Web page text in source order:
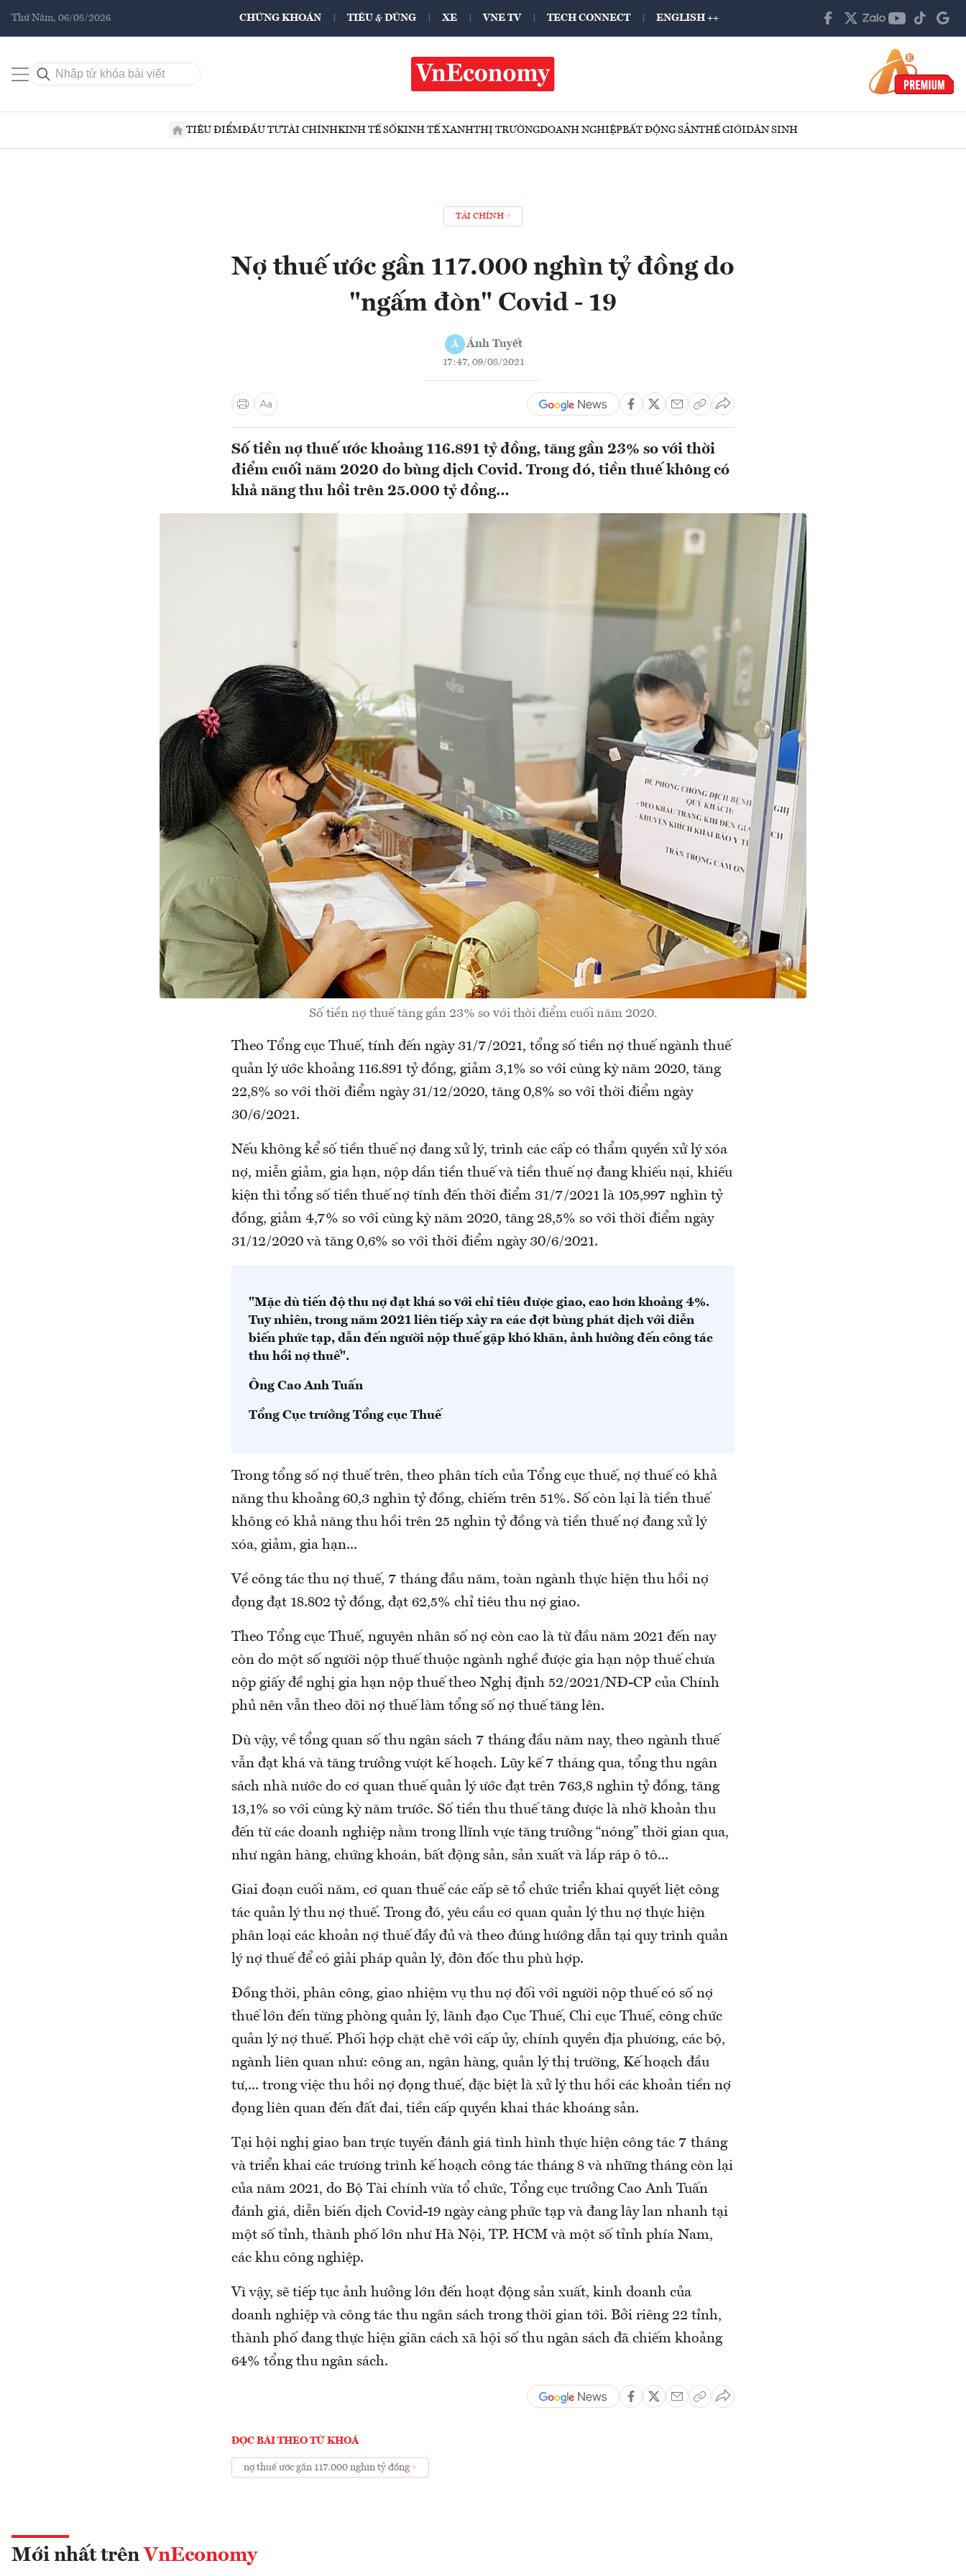
Thứ Năm, 06/08/2026 CHỨNG KHOÁN TIÊU & DÙNG XE VNE TV TECH CONNECT ENGLISH ++
TIÊU ĐIỂMĐẦU TƯTÀI CHÍNHKINH TẾ SỐKINH TẾ XANHTHỊ TRƯỜNGDOANH NGHIỆPBẤT ĐỘNG SẢNTHẾ GIỚIDÂN SINH
TÀI CHÍNH
Nợ thuế ước gần 117.000 nghìn tỷ đồng do
"ngấm đòn" Covid - 19
Á Ánh Tuyết
17:47, 09/08/2021
Số tiền nợ thuế ước khoảng 116.891 tỷ đồng, tăng gần 23% so với thời
điểm cuối năm 2020 do bùng dịch Covid. Trong đó, tiền thuế không có
khả năng thu hồi trên 25.000 tỷ đồng…
Số tiền nợ thuế tăng gần 23% so với thời điểm cuối năm 2020.
Theo Tổng cục Thuế, tính đến ngày 31/7/2021, tổng số tiền nợ thuế ngành thuế
quản lý ước khoảng 116.891 tỷ đồng, giảm 3,1% so với cùng kỳ năm 2020, tăng
22,8% so với thời điểm ngày 31/12/2020, tăng 0,8% so với thời điểm ngày
30/6/2021.
Nếu không kể số tiền thuế nợ đang xử lý, trình các cấp có thẩm quyền xử lý xóa
nợ, miễn giảm, gia hạn, nộp dần tiền thuế và tiền thuế nợ đang khiếu nại, khiếu
kiện thì tổng số tiền thuế nợ tính đến thời điểm 31/7/2021 là 105,997 nghìn tỷ
đồng, giảm 4,7% so với cùng kỳ năm 2020, tăng 28,5% so với thời điểm ngày
31/12/2020 và tăng 0,6% so với thời điểm ngày 30/6/2021.
"Mặc dù tiến độ thu nợ đạt khá so với chỉ tiêu được giao, cao hơn khoảng 4%.
Tuy nhiên, trong năm 2021 liên tiếp xảy ra các đợt bùng phát dịch với diễn
biến phức tạp, dẫn đến người nộp thuế gặp khó khăn, ảnh hưởng đến công tác
thu hồi nợ thuế".
Ông Cao Anh Tuấn
Tổng Cục trưởng Tổng cục Thuế
Trong tổng số nợ thuế trên, theo phân tích của Tổng cục thuế, nợ thuế có khả
năng thu khoảng 60,3 nghìn tỷ đồng, chiếm trên 51%. Số còn lại là tiền thuế
không có khả năng thu hồi trên 25 nghìn tỷ đồng và tiền thuế nợ đang xử lý
xóa, giảm, gia hạn...
Về công tác thu nợ thuế, 7 tháng đầu năm, toàn ngành thực hiện thu hồi nợ
đọng đạt 18.802 tỷ đồng, đạt 62,5% chỉ tiêu thu nợ giao.
Theo Tổng cục Thuế, nguyên nhân số nợ còn cao là từ đầu năm 2021 đến nay
còn do một số người nộp thuế thuộc ngành nghề được gia hạn nộp thuế chưa
nộp giấy đề nghị gia hạn nộp thuế theo Nghị định 52/2021/NĐ-CP của Chính
phủ nên vẫn theo dõi nợ thuế làm tổng số nợ thuế tăng lên.
Dù vậy, về tổng quan số thu ngân sách 7 tháng đầu năm nay, theo ngành thuế
vẫn đạt khá và tăng trưởng vượt kế hoạch. Lũy kế 7 tháng qua, tổng thu ngân
sách nhà nước do cơ quan thuế quản lý ước đạt trên 763,8 nghìn tỷ đồng, tăng
13,1% so với cùng kỳ năm trước. Số tiền thu thuế tăng được là nhờ khoản thu
đến từ các doanh nghiệp nằm trong llĩnh vực tăng trưởng “nóng” thời gian qua,
như ngân hàng, chứng khoán, bất động sản, sản xuất và lắp ráp ô tô...
Giai đoạn cuối năm, cơ quan thuế các cấp sẽ tổ chức triển khai quyết liệt công
tác quản lý thu nợ thuế. Trong đó, yêu cầu cơ quan quản lý thu nợ thực hiện
phân loại các khoản nợ thuế đầy đủ và theo đúng hướng dẫn tại quy trình quản
lý nợ thuế để có giải pháp quản lý, đôn đốc thu phù hợp.
Đồng thời, phân công, giao nhiệm vụ thu nợ đối với người nộp thuế có số nợ
thuế lớn đến từng phòng quản lý, lãnh đạo Cục Thuế, Chi cục Thuế, công chức
quản lý nợ thuế. Phối hợp chặt chẽ với cấp ủy, chính quyền địa phương, các bộ,
ngành liên quan như: công an, ngân hàng, quản lý thị trường, Kế hoạch đầu
tư,... trong việc thu hồi nợ đọng thuế, đặc biệt là xử lý thu hồi các khoản tiền nợ
đọng liên quan đến đất đai, tiền cấp quyền khai thác khoáng sản.
Tại hội nghị giao ban trực tuyến đánh giá tình hình thực hiện công tác 7 tháng
và triển khai các trương trình kế hoạch công tác tháng 8 và những tháng còn lại
của năm 2021, do Bộ Tài chính vừa tổ chức, Tổng cục trưởng Cao Anh Tuấn
đánh giá, diễn biến dịch Covid-19 ngày càng phức tạp và đang lây lan nhanh tại
một số tỉnh, thành phố lớn như Hà Nội, TP. HCM và một số tỉnh phía Nam,
các khu công nghiệp.
Vì vậy, sẽ tiếp tục ảnh hưởng lớn đến hoạt động sản xuất, kinh doanh của
doanh nghiệp và công tác thu ngân sách trong thời gian tới. Bởi riêng 22 tỉnh,
thành phố đang thực hiện giãn cách xã hội số thu ngân sách đã chiếm khoảng
64% tổng thu ngân sách.
ĐỌC BÀI THEO TỪ KHOÁ
nợ thuế ước gần 117.000 nghìn tỷ đồng
Mới nhất trên VnEconomy